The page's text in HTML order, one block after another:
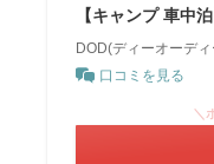
【キャンプ 車中
DOD(ディーオーデ
口コミを見る
＼